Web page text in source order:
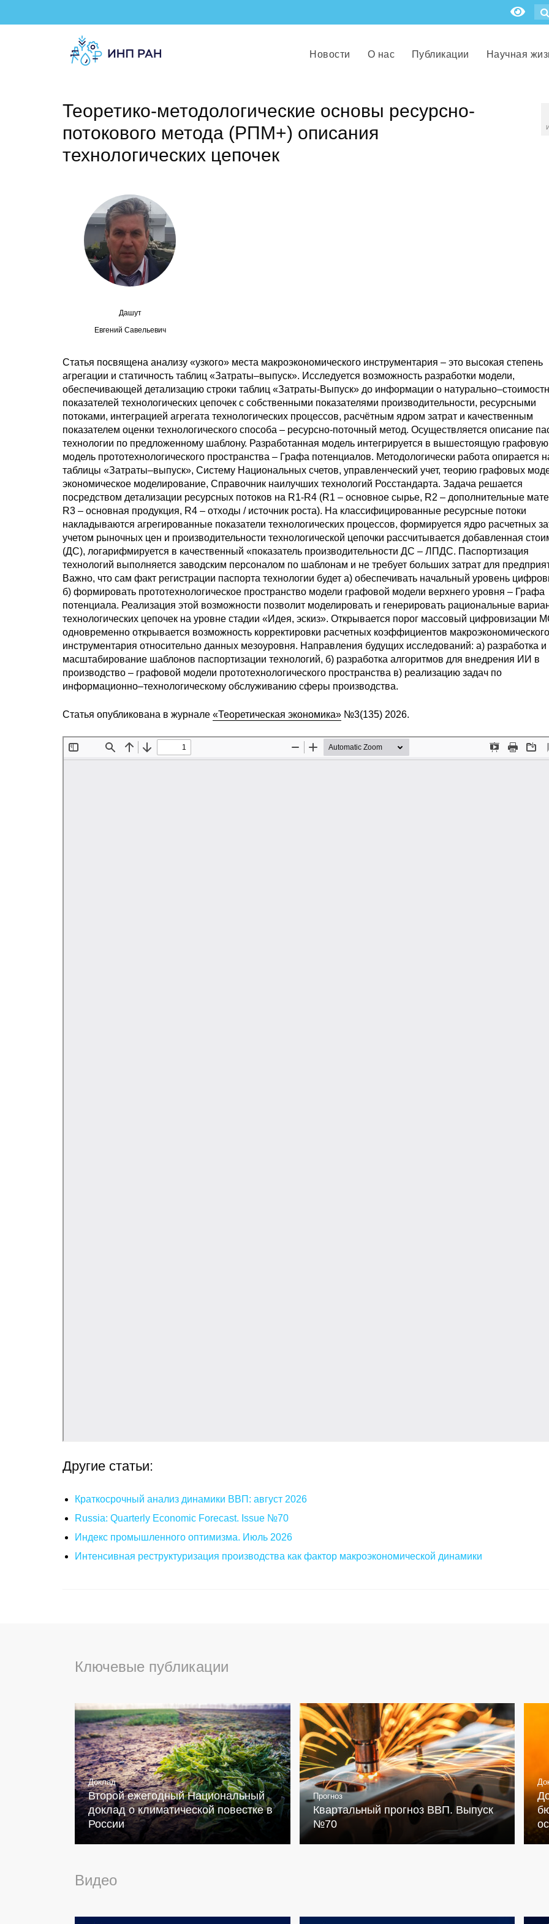
Новости О нас Публикации Научная
Теоретико-методологические основы ресурсно-
потокового метода (РПМ+) описания
технологических цепочек
Дашут
Евгений Савельевич
Статья посвящена анализу «узкого» места макроэкономического инструментария – это высокая степень
агрегации и статичность таблиц «Затраты–выпуск». Исследуется возможность разработки модели,
обеспечивающей детализацию строки таблиц «Затраты-Выпуск» до информации о
показателей технологических цепочек с собственными показателями производительности, ресурсными
потоками, интеграцией агрегата технологических процессов, расчётным ядром затрат и качественным
показателем оценки технологического способа – ресурсно-поточный метод. Осуществляется описание
технологии по предложенному шаблону. Разработанная модель интегрируется в вышестоящую графовую
модель прототехнологического пространства – Графа потенциалов. Методологически работа опирается
таблицы «Затраты–выпуск», Систему Национальных счетов, управленческий учет, теорию графовых
экономическое моделирование, Справочник наилучших технологий Росстандарта. Задача решается
посредством детализации ресурсных потоков на R1-R4 (R1 – основное сырье, R2 – дополнительные
R3 – основная продукция, R4 – отходы / источник роста). На классифицированные ресурсные потоки
накладываются агрегированные показатели технологических процессов, формируется ядро расчетных
учетом рыночных цен и производительности технологической цепочки рассчитывается добавленная
(ДС), логарифмируется в качественный «показатель производительности ДС – ЛПДС. Паспортизация
технологий выполняется заводским персоналом по шаблонам и не требует больших затрат для
Важно, что сам факт регистрации паспорта технологии будет а) обеспечивать начальный уровень
б) формировать прототехнологическое пространство модели графовой модели верхнего уровня – Графа
потенциала. Реализация этой возможности позволит моделировать и генерировать рациональные
технологических цепочек на уровне стадии «Идея, эскиз». Открывается порог массовый цифровизации
одновременно открывается возможность корректировки расчетных коэффициентов макроэкономического
инструментария относительно данных мезоуровня. Направления будущих исследований: а) разработка и
масштабирование шаблонов паспортизации технологий, б) разработка алгоритмов для внедрения ИИ в
производство – графовой модели прототехнологического пространства в) реализацию задач по
информационно–технологическому обслуживанию сферы производства.
Статья опубликована в журнале «Теоретическая экономика» №3(135) 2026.
Другие статьи:
Краткосрочный анализ динамики ВВП: август 2026
Russia: Quarterly Economic Forecast. Issue №70
Индекс промышленного оптимизма. Июль 2026
Интенсивная реструктуризация производства как фактор макроэкономической динамики
Ключевые публикации
Доклад
Второй ежегодный Национальный
доклад о климатической повестке в
России
Прогноз
Квартальный прогноз ВВП. Выпуск
№70
Видео